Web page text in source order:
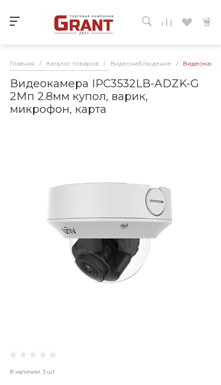
Главная / Каталог товаров / Видеонаблюдение /
Видеокамера IPC3532LB-ADZK-G
2Мп 2.8мм купол, варик,
микрофон, карта
В наличии: 3 шт